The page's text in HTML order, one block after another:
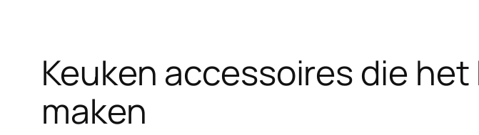
Keuken accessoires die
maken